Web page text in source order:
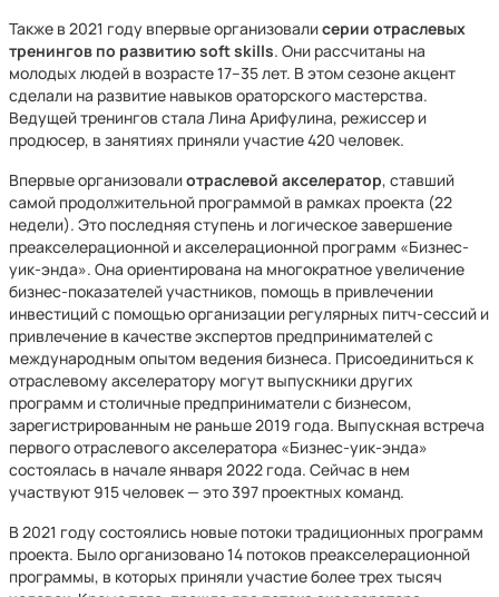
Также в 2021 году впервые организовалисерии отраслевых
тренингов по развитию softskills. Они рассчитаны на
молодых людей в возрасте 17–35 лет. В этом сезоне акцент
сделали на развитие навыков ораторского мастерства.
Ведущей тренингов стала Лина Арифулина, режиссер и
продюсер, в занятиях приняли участие 420 человек.
Впервые организовалиотраслевой акселератор, ставший
самой продолжительной программой в рамках проекта (22
недели). Это последняя ступень и логическое завершение
преакселерационной и акселерационной программ «Бизнес-
уик-энда». Она ориентирована на многократное увеличение
бизнес-показателей участников, помощь в привлечении
инвестиций с помощью организации регулярных питч-сессий и
привлечение в качестве экспертов предпринимателей с
международным опытом ведения бизнеса. Присоединиться к
отраслевому акселератору могут выпускники других
программ и столичные предприниматели с бизнесом,
зарегистрированным не раньше 2019 года. Выпускная встреча
первого отраслевого акселератора «Бизнес-уик-энда»
состоялась в начале января 2022 года. Сейчас в нем
участвуют 915 человек — это 397 проектных команд.
В 2021 году состоялись новые потоки традиционных программ
проекта. Было организовано 14 потоков преакселерационной
программы, в которых приняли участие более трех тысяч